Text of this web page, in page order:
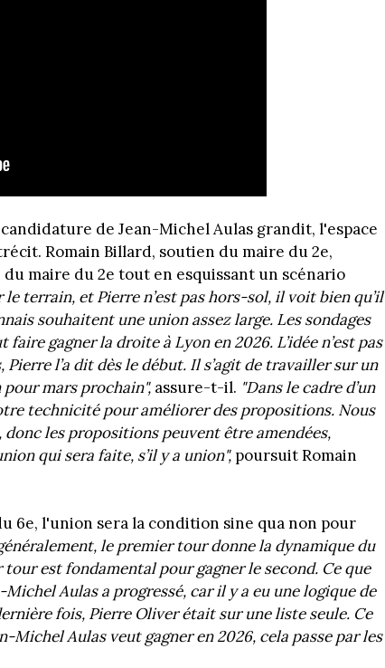
de Jean-Michel Aulas grandit, l'espace
Romain Billard, soutien du maire du 2e,
maire du 2e tout en esquissant un scénario
le terrain, et Pierre n’est pas hors-sol, il voit bien qu’il
souhaitent une union assez large. Les sondages
gagner la droite à Lyon en 2026. L’idée n’est pas
l’a dit dès le début. Il s’agit de travailler sur un
mars prochain", assure-t-il. "Dans le cadre d’un
technicité pour améliorer des propositions. Nous
donc les propositions peuvent être amendées,
qui sera faite, s’il y a union", poursuit Romain
6e, l'union sera la condition sine qua non pour
le premier tour donne la dynamique du
est fondamental pour gagner le second. Ce que
Michel Aulas a progressé, car il y a eu une logique de
fois, Pierre Oliver était sur une liste seule. Ce
Michel Aulas veut gagner en 2026, cela passe par les